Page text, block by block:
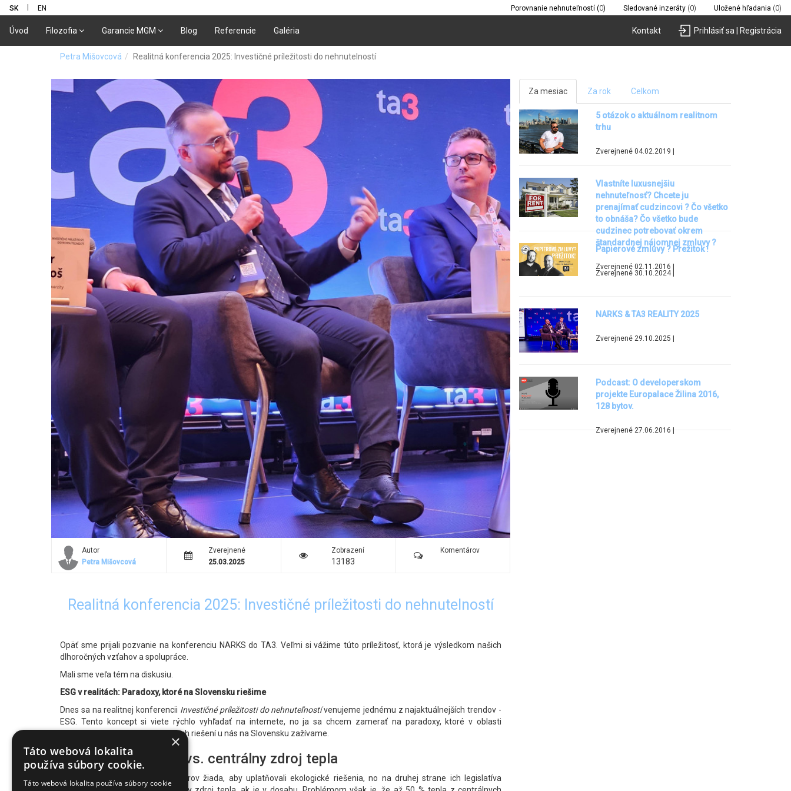
SK EN Porovnanie nehnuteľností (0) Sledované inzeráty (0) Uložené hľadania (0)
Úvod Filozofia Garancie MGM Blog Referencie Galéria Kontakt Prihlásiť sa | Registrácia
Petra Mišovcová Realitná konferencia 2025: Investičné príležitosti do nehnutelností
Autor
Petra Mišovcová
Zverejnené
25.03.2025
Zobrazení
13183
Komentárov
Realitná konferencia 2025: Investičné príležitosti do nehnutelností
Opäť sme prijali pozvanie na konferenciu NARKS do TA3. Veľmi si vážime túto príležitosť, ktorá je výsledkom našich
dlhoročných vzťahov a spolupráce.
Mali sme veľa tém na diskusiu.
ESG v realitách: Paradoxy, ktoré na Slovensku riešime
Dnes sa na realitnej konferencii Investičné príležitosti do nehnuteľnostívenujeme jednému z najaktuálnejších trendov -
ESG. Tento koncept si viete rýchlo vyhľadať na internete, no ja sa chcem zamerať na paradoxy, ktoré v oblasti
udržateľnosti a environmentálnych riešení u nás na Slovensku zažívame.
Ekologické riešenia vs. centrálny zdroj tepla
Na jednej strane sa od developerov žiada, aby uplatňovali ekologické riešenia, no na druhej strane ich legislatíva
Za mesiac Za rok Celkom
5 otázok o aktuálnom realitnom
trhu
Zverejnené 04.02.2019 |
Vlastníte luxusnejšiu
nehnuteľnosť? Chcete ju
prenajímať cudzincovi ? Čo všetko
to obnáša? Čo všetko bude
cudzinec potrebovať okrem
štandardnej nájomnej zmluvy ?
Zverejnené 02.11.2016 |
Papierové zmluvy ? Prežitok !
Zverejnené 30.10.2024 |
NARKS & TA3 REALITY 2025
Zverejnené 29.10.2025 |
Podcast: O developerskom
projekte Europalace Žilina 2016,
128 bytov.
Zverejnené 27.06.2016 |
×
Táto webová lokalita
používa súbory cookie.
Táto webová lokalita používa súbory cookie